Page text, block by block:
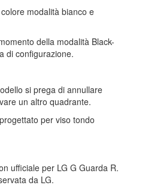
modalità bianco e
della modalità Black-
di configurazione.
si prega di annullare
un altro quadrante.
per viso tondo
ufficiale per LG G Guarda R.
da LG.